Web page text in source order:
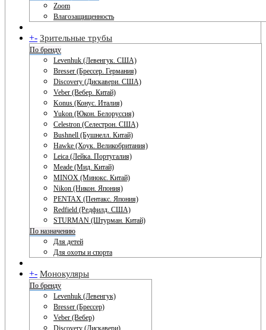
Zoom
Влагозащищенность
+- Зрительные трубы
По бренду
Levenhuk (Левенгук. США)
Bresser (Брессер. Германия)
Discovery (Дискавери. США)
Veber (Вебер. Китай)
Konus (Конус. Италия)
Yukon (Юкон. Белоруссия)
Celestron (Селестрон. США)
Bushnell (Бушнелл. Китай)
Hawke (Хоук. Великобритания)
Leica (Лейка. Португалия)
Meade (Мид. Китай)
MINOX (Минокс. Китай)
Nikon (Никон. Япония)
PENTAX (Пентакс. Япония)
Redfield (Редфилд. США)
STURMAN (Штурман. Китай)
По назначению
Для детей
Для охоты и спорта
+- Монокуляры
По бренду
Levenhuk (Левенгук)
Bresser (Брессер)
Veber (Вебер)
Discovery (Дискавери)